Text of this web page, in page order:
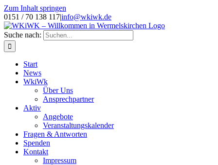
Zum Inhalt springen
0151 / 70 138 117|info@wkiwk.de
Suche nach:
Start
News
WkiWk
Über Uns
Ansprechpartner
Aktiv
Angebote
Veranstaltungskalender
Fragen & Antworten
Spenden
Kontakt
Impressum